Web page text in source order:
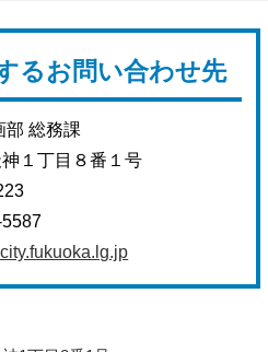
るお問い合わせ先
部 総務課
１丁目８番１号